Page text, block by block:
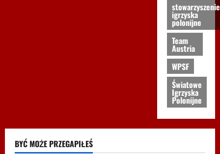
stowarzyszenie
igrzyska
polonijne
Team
Austria
WPSF
Światowe
Igrzyska
Polonijne
BYĆ MOŻE PRZEGAPIŁEŚ
Biegi i rekreacja Inne